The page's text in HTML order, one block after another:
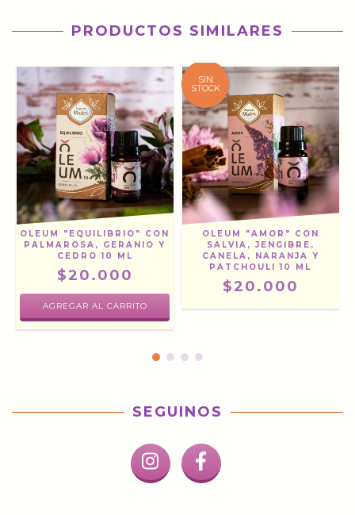
PRODUCTOS SIMILARES
OLEUM "EQUILIBRIO" CON
PALMAROSA, GERANIO Y
CEDRO 10 ML
$20.000
SIN
STOCK
OLEUM "AMOR" CON
SALVIA, JENGIBRE,
CANELA, NARANJA Y
PATCHOULI 10 ML
$20.000
SEGUINOS